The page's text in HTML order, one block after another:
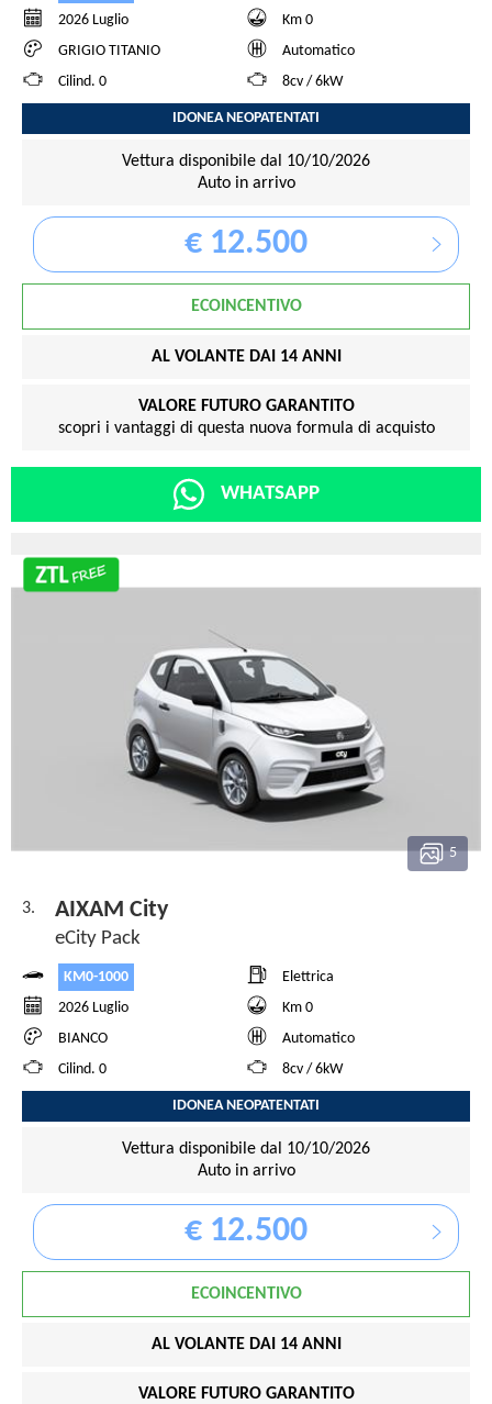
2026 Luglio
Km 0
GRIGIO TITANIO
Automatico
Cilind. 0
8cv / 6kW
IDONEA NEOPATENTATI
Vettura disponibile dal 10/10/2026
Auto in arrivo
€ 12.500
ECOINCENTIVO
AL VOLANTE DAI 14 ANNI
VALORE FUTURO GARANTITO
scopri i vantaggi di questa nuova formula di acquisto
WHATSAPP
5
3. AIXAM City
eCity Pack
KM0-1000
Elettrica
2026 Luglio
Km 0
BIANCO
Automatico
Cilind. 0
8cv / 6kW
IDONEA NEOPATENTATI
Vettura disponibile dal 10/10/2026
Auto in arrivo
€ 12.500
ECOINCENTIVO
AL VOLANTE DAI 14 ANNI
VALORE FUTURO GARANTITO